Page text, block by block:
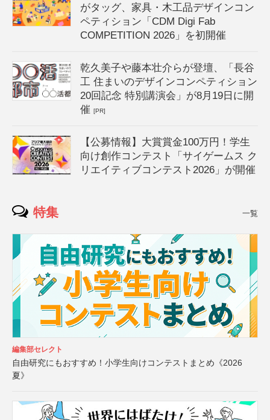
がタッグ、家具・木工品デザインコン
ペティション「CDM Digi Fab
COMPETITION 2026」を初開催
乾久美子や藤本壮介らが登壇、「長谷
工 住まいのデザインコンペティション
20回記念 特別講演会」が8月19日に開
催[PR]
【公募情報】大賞賞金100万円！学生
向け創作コンテスト「サイゲームス ク
リエイティブコンテスト2026」が開催
特集 一覧
編集部セレクト
自由研究にもおすすめ！小学生向けコンテストまとめ《2026
夏》